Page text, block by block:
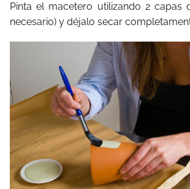
Pinta el macetero utilizando 2 capas
necesario) y déjalo secar